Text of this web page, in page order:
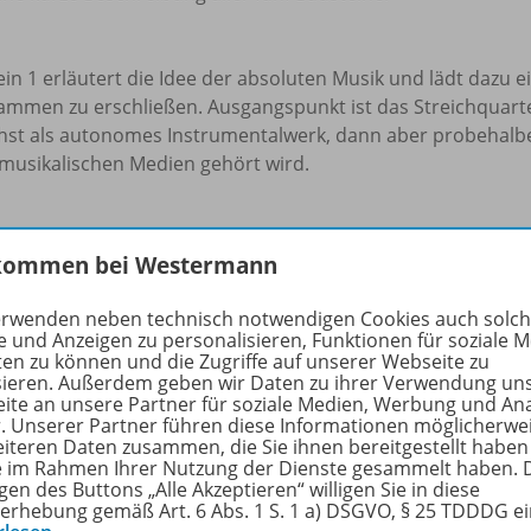
1 erläutert die Idee der absoluten Musik und lädt dazu
zu erschließen. Ausgangspunkt ist das
als autonomes Instrumentalwerk, dann aber
Medien gehört wird.
2 geht es um Programmmusik, die durch Werke
Brusselmans, Modest Mussorgsky und den Beatles nach
geraten die Schüler in das Spannungsfeld zwischen
Musik.
Aspekt in Baustein 3, der Programmmusik nach
bestimmter Erzählmomente. Anhand der
erkennen, spielen und bearbeiten die Schüler
Konzepten.
bei Westermann
neben technisch notwendigen Cookies auch
und Anzeigen zu personalisieren, Funktionen für soziale
zu können und die Zugriffe auf unserer Webseite zu
Außerdem geben wir Daten zu ihrer Verwendung
an unsere Partner für soziale Medien, Werbung und
Unserer Partner führen diese Informationen
Daten zusammen, die Sie ihnen bereitgestellt
im Rahmen Ihrer Nutzung der Dienste gesammelt haben.
des Buttons „Alle Akzeptieren“ willigen Sie in diese
gemäß Art. 6 Abs. 1 S. 1 a) DSGVO, § 25 TDDDG